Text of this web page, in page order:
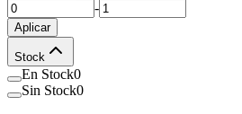
-
Aplicar
Stock
En Stock0
Sin Stock0